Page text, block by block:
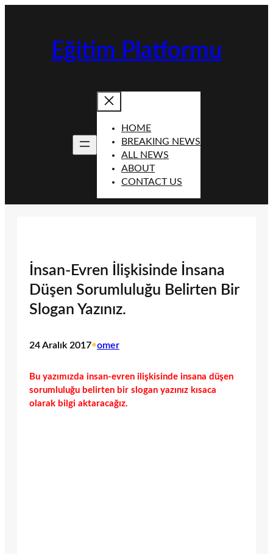
Eğitim Platformu
HOME
BREAKING NEWS
ALL NEWS
ABOUT
CONTACT US
İnsan-Evren İlişkisinde İnsana
Düşen Sorumluluğu Belirten Bir
Slogan Yazınız.
24 Aralık 2017•omer
Bu yazımızda insan-evren ilişkisinde insana düşen
sorumluluğu belirten bir slogan yazınız kısaca
olarak bilgi aktaracağız.